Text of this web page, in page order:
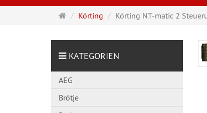
Startseite
Körting Körting NT-matic 2
KATEGORIEN
AEG
Brötje